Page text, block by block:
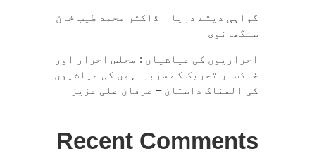
گواہی دیتے دریا – ڈاکٹر محمد طیب خان
سنگھانوی
احراریوں کی عیاشیاں : مجلس احرار اور
خاکسار تحریک کے سربراہوں کی عیاشیوں
کی المناک داستان – عرفان علی عزیز
Recent Comments